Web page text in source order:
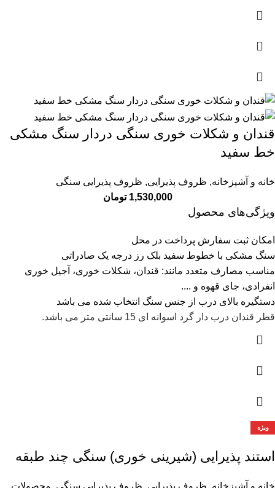
قندان و شکلات خوری سنگی دردار سنگ مشکی
خط سفید
خانه و آشپزخانه, ظروف پذیرایی, ظروف پذیرایی سنگی
1,530,000 تومان
ویژگی‌های محصول
امکان ثبت سفارش پرداخت در محل
سنگ مشکی با خطوط سفید بلک رز درجه یک صادراتی
مناسب مصارف متعدد مانند: قندان، شکلات خوری، آجیل خوری
انفرادی، جای قهوه و ....
دستگیره بالای درب از جنس سنگ انتخاب شده می باشد
قطر قندان درب دار گرد اسوانه ای 15 سانتی متر می باشد.
ویژه
استند پذیرایی (شیرینی خوری) سنگی چند طبقه
خانه و آشپزخانه ظروف پذیرایی ظروف پذیرایی سنگی محصولات